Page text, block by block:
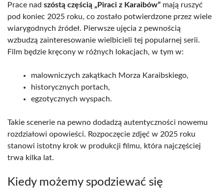
Prace nad szóstą częścią „Piraci z Karaibów” mają ruszyć
pod koniec 2025 roku, co zostało potwierdzone przez wiele
wiarygodnych źródeł. Pierwsze ujęcia z pewnością
wzbudzą zainteresowanie wielbicieli tej popularnej serii.
Film będzie kręcony w różnych lokacjach, w tym w:
malowniczych zakątkach Morza Karaibskiego,
historycznych portach,
egzotycznych wyspach.
Takie scenerie na pewno dodadzą autentyczności nowemu
rozdziałowi opowieści. Rozpoczęcie zdjęć w 2025 roku
stanowi istotny krok w produkcji filmu, która najczęściej
trwa kilka lat.
Kiedy możemy spodziewać się